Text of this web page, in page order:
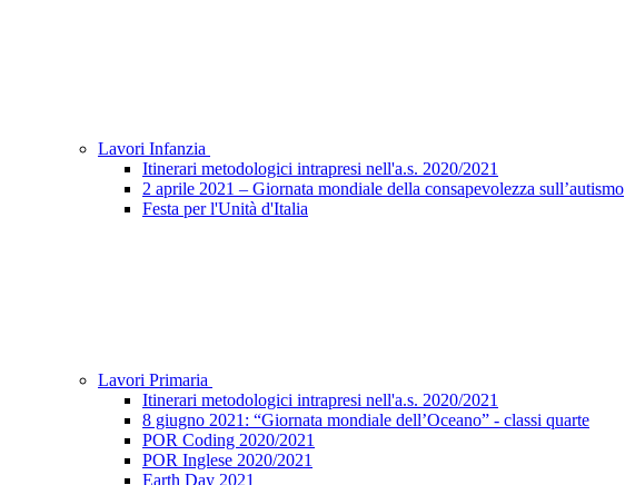
Lavori Infanzia
Itinerari metodologici intrapresi nell'a.s. 2020/2021
2 aprile 2021 – Giornata mondiale della consapevolezza sull’autismo
Festa per l'Unità d'Italia
Lavori Primaria
Itinerari metodologici intrapresi nell'a.s. 2020/2021
8 giugno 2021: “Giornata mondiale dell’Oceano” - classi quarte
POR Coding 2020/2021
POR Inglese 2020/2021
Earth Day 2021